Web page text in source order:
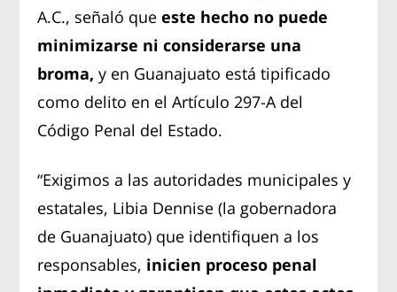
A.C., señaló queeste hecho no puede
minimizarse ni considerarse una
broma,y en Guanajuato está tipificado
como delito en el Artículo 297-A del
Código Penal del Estado.
“Exigimos a las autoridades municipales y
estatales, Libia Dennise (la gobernadora
de Guanajuato) que identifiquen a los
responsables, inicien proceso penal